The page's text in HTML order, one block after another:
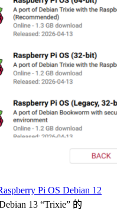
Pi OS Debian 12
13 “Trixie” 的